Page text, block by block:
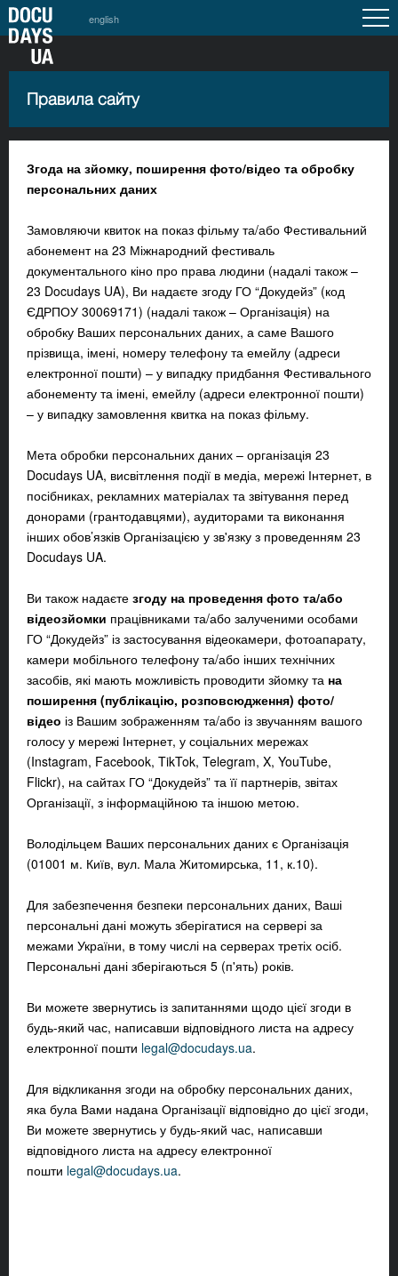
english
Правила сайту
Згода на зйомку, поширення фото/відео та обробку
персональних даних
Замовляючи квиток на показ фільму та/або Фестивальний
абонемент на 23 Міжнародний фестиваль
документального кіно про права людини (надалі також –
23 Docudays UA), Ви надаєте згоду ГО “Докудейз” (код
ЄДРПОУ 30069171) (надалі також – Організація) на
обробку Ваших персональних даних, а саме Вашого
прізвища, імені, номеру телефону та емейлу (адреси
електронної пошти) – у випадку придбання Фестивального
абонементу та імені, емейлу (адреси електронної пошти)
– у випадку замовлення квитка на показ фільму.
Мета обробки персональних даних – організація 23
Docudays UA, висвітлення події в медіа, мережі Інтернет, в
посібниках, рекламних матеріалах та звітування перед
донорами (грантодавцями), аудиторами та виконання
інших обов’язків Організацією у зв'язку з проведенням 23
Docudays UA.
Ви також надаєте згоду на проведення фото та/або
відеозйомки працівниками та/або залученими особами
ГО “Докудейз” із застосування відеокамери, фотоапарату,
камери мобільного телефону та/або інших технічних
засобів, які мають можливість проводити зйомку та на
поширення (публікацію, розповсюдження) фото/
відео із Вашим зображенням та/або із звучанням вашого
голосу у мережі Інтернет, у соціальних мережах
(Instagram, Facebook, TikTok, Telegram, X, YouTube,
Flickr), на сайтах ГО “Докудейз” та її партнерів, звітах
Організації, з інформаційною та іншою метою.
Володільцем Ваших персональних даних є Організація
(01001 м. Київ, вул. Мала Житомирська, 11, к.10).
Для забезпечення безпеки персональних даних, Ваші
персональні дані можуть зберігатися на сервері за
межами України, в тому числі на серверах третіх осіб.
Персональні дані зберігаються 5 (п'ять) років.
Ви можете звернутись із запитаннями щодо цієї згоди в
будь-який час, написавши відповідного листа на адресу
електронної пошти legal@docudays.ua.
Для відкликання згоди на обробку персональних даних,
яка була Вами надана Організації відповідно до цієї згоди,
Ви можете звернутись у будь-який час, написавши
відповідного листа на адресу електронної
пошти legal@docudays.ua.